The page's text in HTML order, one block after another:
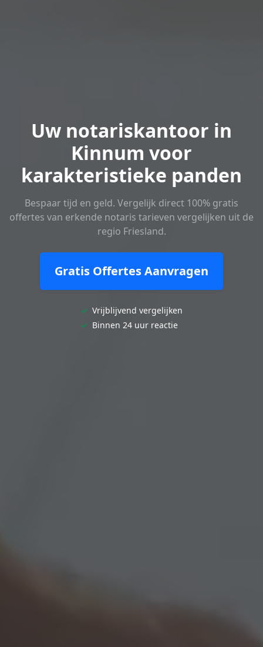
Uw notariskantoor in
Kinnum voor
karakteristieke panden
Bespaar tijd en geld. Vergelijk direct 100% gratis
offertes van erkende notaris tarieven vergelijken uit de
regio Friesland.
Gratis Offertes Aanvragen
✓ Vrijblijvend vergelijken
✓ Binnen 24 uur reactie